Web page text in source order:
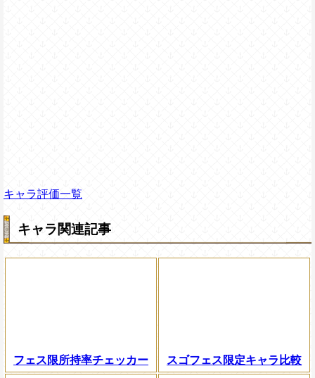
キャラ評価一覧
キャラ関連記事
フェス限所持率チェッカー スゴフェス限定キャラ比較